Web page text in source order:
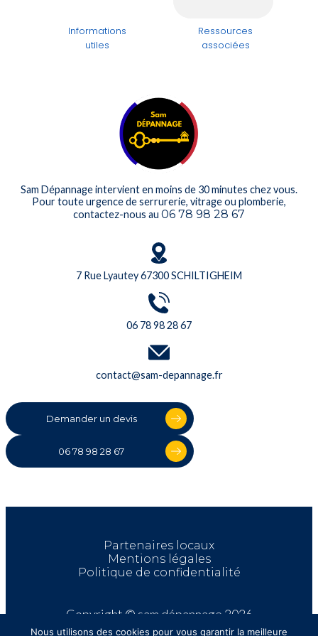
Informations
utiles
Ressources
associées
Sam Dépannage intervient en moins de 30 minutes chez vous.
Pour toute urgence de serrurerie, vitrage ou plomberie,
contactez-nous au 06 78 98 28 67
7 Rue Lyautey 67300 SCHILTIGHEIM
06 78 98 28 67
contact@sam-depannage.fr
Demander un devis
06 78 98 28 67
Partenaires locaux
Mentions légales
Politique de confidentialité
Copyright © sam dépannage 2026
Nous utilisons des cookies pour vous garantir la meilleure